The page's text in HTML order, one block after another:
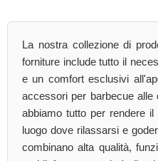
La nostra collezione di
forniture include tutto il
e un comfort esclusivi
accessori per barbecue alle
abbiamo tutto per rendere
luogo dove rilassarsi e
combinano alta qualità,